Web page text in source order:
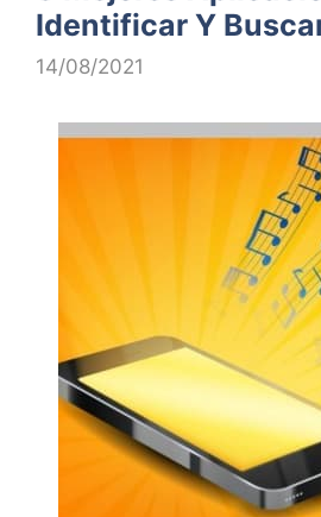
Identificar Y
14/08/2021